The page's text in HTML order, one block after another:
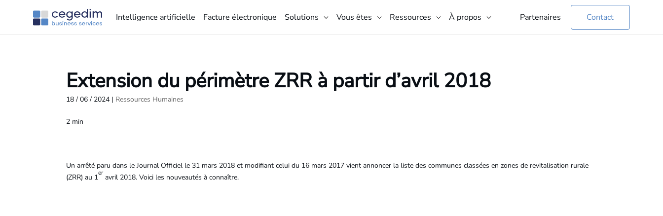
Intelligence artificielle Facture électronique Solutions Vous êtes Ressources À propos Partenaires Contact
Extension du périmètre ZRR à partir d’avril 2018
18 / 06 / 2024 | Ressources Humaines
2 min
Un arrêté paru dans le Journal Officiel le 31 mars 2018 et modifiant celui du 16 mars 2017 vient annoncer la liste des communes classées en zones de revitalisation rurale
(ZRR) au 1er avril 2018. Voici les nouveautés à connaître.